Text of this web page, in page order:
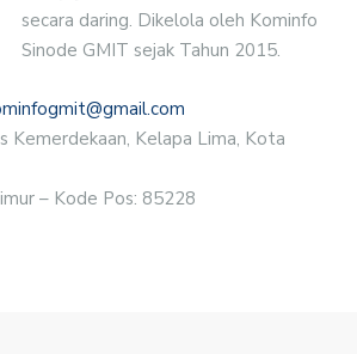
secara daring. Dikelola oleh Kominfo
Sinode GMIT sejak Tahun 2015.
Kemerdekaan, Kelapa Lima, Kota
– Kode Pos: 85228